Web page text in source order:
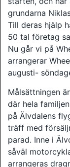
grundarna
Till deras hjälp
50 tal företag
Nu går vi på
arrangerar
augusti-
Målsättningen
där hela
på Älvdalens
träff med
parad. Inne i
såväl
arrangeras